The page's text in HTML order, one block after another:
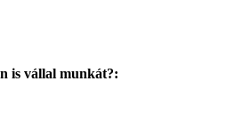
is vállal munkát?: